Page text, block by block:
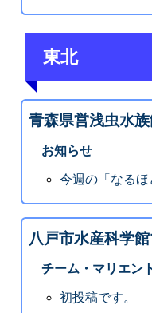
東北
青森県営浅虫水
お知らせ
今週の「なるほ
八戸市水産科学
チーム・マリエン
初投稿です。